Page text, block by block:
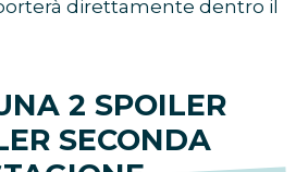
direttamente dentro il
2 SPOILER
SECONDA